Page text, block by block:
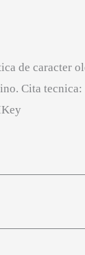
de caracter
Cita tecnica: